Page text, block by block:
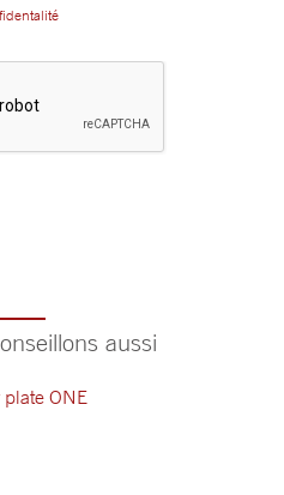
aussi
plate ONE